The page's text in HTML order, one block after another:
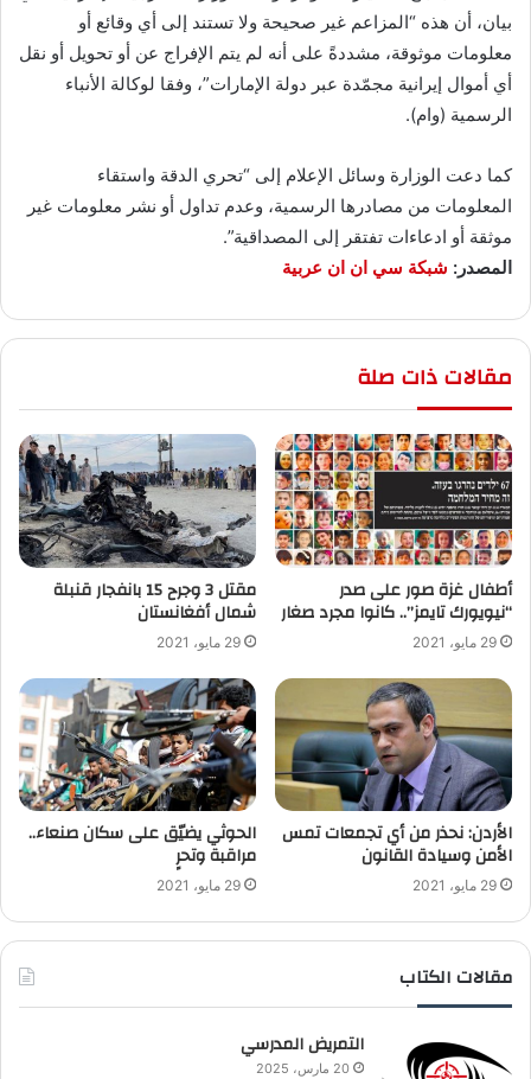
بيان، أن هذه “المزاعم غير صحيحة ولا تستند إلى أي وقائع أو
معلومات موثوقة، مشددةً على أنه لم يتم الإفراج عن أو تحويل أو نقل
أي أموال إيرانية مجمّدة عبر دولة الإمارات”، وفقا لوكالة الأنباء
الرسمية (وام).
كما دعت الوزارة وسائل الإعلام إلى “تحري الدقة واستقاء
المعلومات من مصادرها الرسمية، وعدم تداول أو نشر معلومات غير
موثقة أو ادعاءات تفتقر إلى المصداقية”.
المصدر: شبكة سي ان ان عربية
مقالات ذات صلة
أطفال غزة صور على صدر
“نيويورك تايمز”.. كانوا مجرد صغار
29 مايو، 2021
‬شمال أفغانستان
29 مايو، 2021
الأردن: نحذر من أي تجمعات تمس
الأمن وسيادة القانون
29 مايو، 2021
الحوثي يضيّق على سكان صنعاء..
مراقبة وتحرٍ
29 مايو، 2021
مقالات الكتاب
التمريض المدرسي
20 مارس، 2025